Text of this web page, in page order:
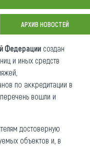
АРХИВ НОВОСТЕЙ
Федерации создан
и иных средств
по аккредитации в
вошли и
достоверную
объектов и, в